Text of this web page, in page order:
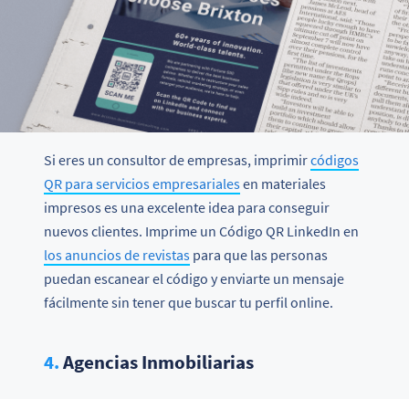
Si eres un consultor de empresas, imprimircódigos
QR para servicios empresarialesen materiales
impresos es una excelente idea para conseguir
nuevos clientes. Imprime un Código QR LinkedIn en
los anuncios de revistas para que las personas
puedan escanear el código y enviarte un mensaje
fácilmente sin tener que buscar tu perfil online.
4.Agencias Inmobiliarias